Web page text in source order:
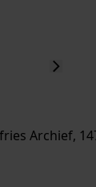
Archief,